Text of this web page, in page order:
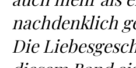
nachdenklich
Die